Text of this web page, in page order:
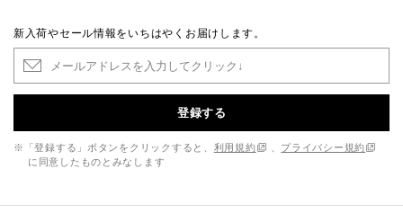
新入荷やセール情報をいちはやくお届けします。
登録する
※「登録する」ボタンをクリックすると、 利用規約
プライバシー規約
に同意したものとみなします